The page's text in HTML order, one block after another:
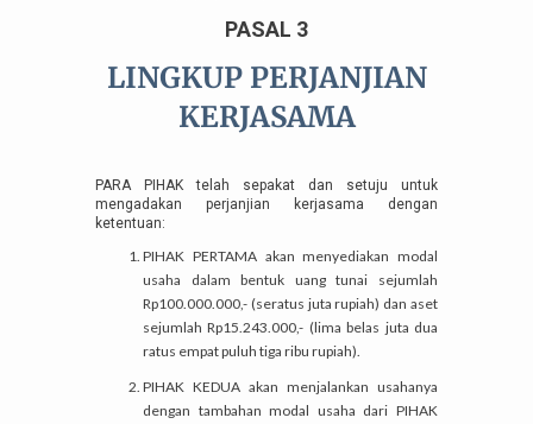
PASAL 3
LINGKUP PERJANJIAN
KERJASAMA
PARA PIHAK telah sepakat dan setuju untuk
mengadakan perjanjian kerjasama dengan
ketentuan:
PIHAK PERTAMA akan menyediakan modal
usaha dalam bentuk uang tunai sejumlah
Rp100.000.000,- (seratus juta rupiah) dan aset
sejumlah Rp15.243.000,- (lima belas juta dua
ratus empat puluh tiga ribu rupiah).
PIHAK KEDUA akan menjalankan usahanya
dengan tambahan modal usaha dari PIHAK